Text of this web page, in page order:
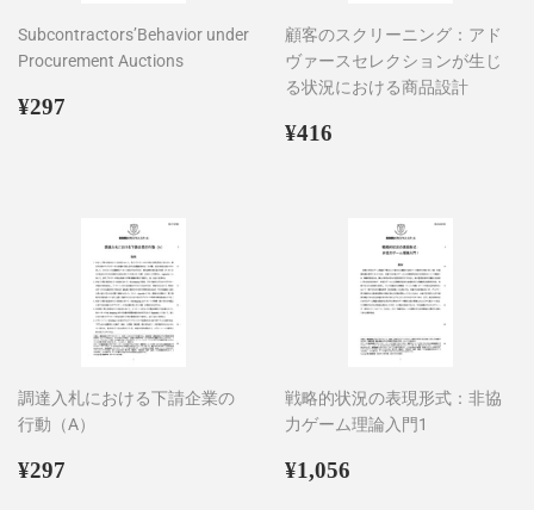
Subcontractors’Behavior under
Procurement Auctions
通
¥297
顧客のスクリーニング：アド
ヴァースセレクションが生じ
る状況における商品設計
通
¥416
調達入札における下請企業の
行動（A）
通
¥297
戦略的状況の表現形式：非協
力ゲーム理論入門1
通
¥1,056